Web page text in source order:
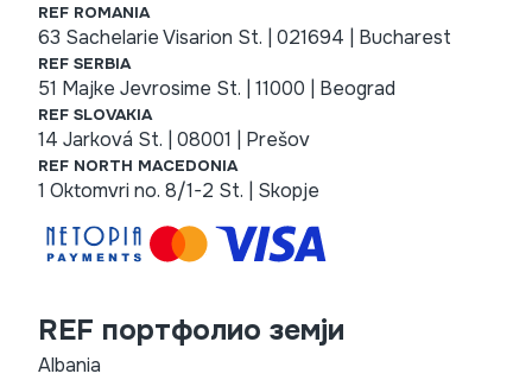
REF ROMANIA
63 Sachelarie Visarion St. | 021694 | Bucharest
REF SERBIA
51 Majke Jevrosime St. | 11000 | Beograd
REF SLOVAKIA
14 Jarková St. | 08001 | Prešov
REF NORTH MACEDONIA
1 Oktomvri no. 8/1-2 St. | Skopje
REF портфолио земји
Albania